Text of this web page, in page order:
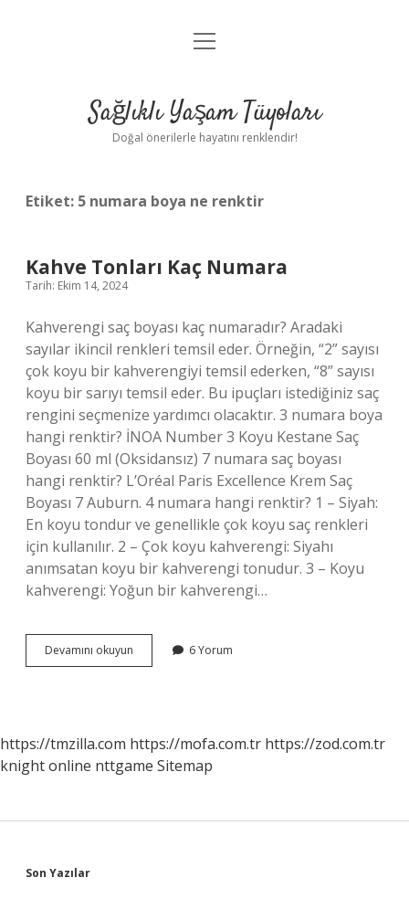
Anasayfa
Yasal Uyarı
menüyü
Sağlıklı Yaşam Tüyoları
Doğal önerilerle hayatını renklendir!
Etiket: 5 numara boya ne renktir
Kahve Tonları Kaç Numara
Tarih: Ekim 14, 2024
Kahverengi saç boyası kaç numaradır? Aradaki
sayılar ikincil renkleri temsil eder. Örneğin, “2” sayısı
çok koyu bir kahverengiyi temsil ederken, “8” sayısı
koyu bir sarıyı temsil eder. Bu ipuçları istediğiniz saç
rengini seçmenize yardımcı olacaktır. 3 numara boya
hangi renktir? İNOA Number 3 Koyu Kestane Saç
Boyası 60 ml (Oksidansız) 7 numara saç boyası
hangi renktir? L’Oréal Paris Excellence Krem Saç
Boyası 7 Auburn. 4 numara hangi renktir? 1 – Siyah:
En koyu tondur ve genellikle çok koyu saç renkleri
için kullanılır. 2 – Çok koyu kahverengi: Siyahı
anımsatan koyu bir kahverengi tonudur. 3 – Koyu
kahverengi: Yoğun bir kahverengi…
Devamını okuyun
Tonları
6 Yorum
https://tmzilla.com https://mofa.com.tr https://zod.com.tr
knight online nttgame Sitemap
Sidebar
Son Yazılar